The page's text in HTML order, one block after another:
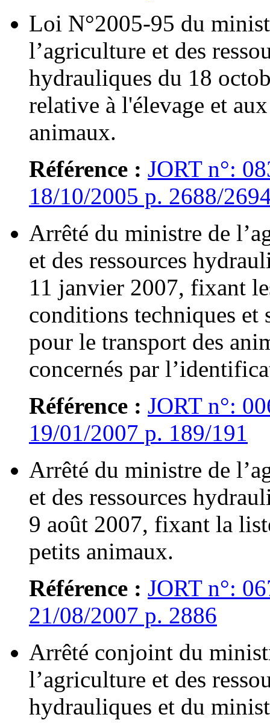
Loi N°2005-95 du
l’agriculture et des
hydrauliques du 18
relative à l'élevage et
animaux.
Référence : JORT n°:
18/10/2005 p. 2688/
Arrêté du ministre de
et des ressources
11 janvier 2007, fixant
conditions techniques et
pour le transport des
concernés par
Référence : JORT n°:
19/01/2007 p. 189/191
Arrêté du ministre de
et des ressources
9 août 2007, fixant la
petits animaux.
Référence : JORT n°:
21/08/2007 p. 2886
Arrêté conjoint du
l’agriculture et des
hydrauliques et du